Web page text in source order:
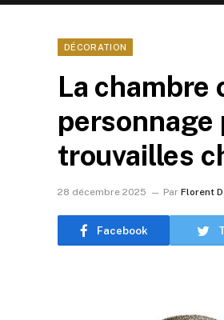
DÉCORATION
La chambre
personnage
trouvailles
28 décembre 2025 Par Florent
Facebook